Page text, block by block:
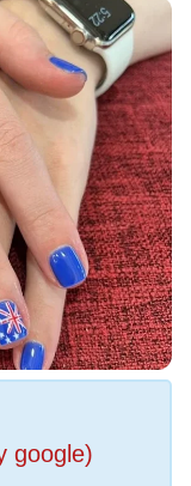
google)